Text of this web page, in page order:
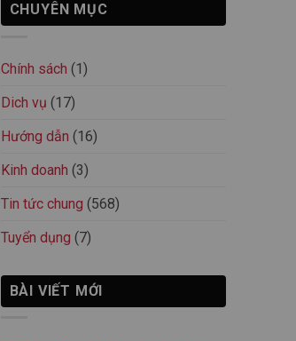
CHUYÊN MỤC
Chính sách (1)
Dich vụ (17)
Hướng dẫn (16)
Kinh doanh (3)
Tin tức chung (568)
Tuyển dụng (7)
BÀI VIẾT MỚI